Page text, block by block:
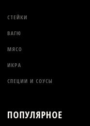
СТЕЙКИ
ВАГЮ
МЯСО
ИКРА
СПЕЦИИ И СОУСЫ
ПОПУЛЯРНОЕ